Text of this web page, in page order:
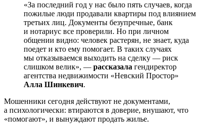
«За последний год у нас было пять случаев, когда
пожилые люди продавали квартиры под влиянием
третьих лиц. Документы безупречные, банк
и нотариус все проверили. Но при личном
общении видно: человек растерян, не знает, куда
поедет и кто ему помогает. В таких случаях
мы отказываемся выходить на сделку — риск
слишком велик», — рассказала гендиректор
агентства недвижимости «Невский Простор»
Алла Шинкевич.
Мошенники сегодня действуют не документами,
а психологически: втираются в доверие, внушают, что
«помогают», и вынуждают продать жилье.